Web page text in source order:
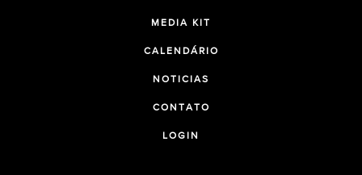
MEDIA KIT
CALENDÁRIO
NOTICIAS
CONTATO
LOGIN